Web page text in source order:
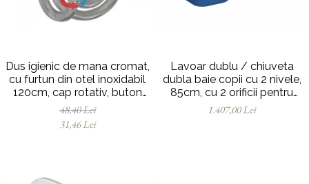
Dus igienic de mana cromat,
cu furtun din otel inoxidabil
120cm, cap rotativ, buton
actionare pe partea inferioara
| 3029
48,40 Lei
31,46 Lei
Lavoar dublu / chiuveta
dubla baie copii cu 2 nivele,
85cm, cu 2 orificii pentru
baterie, cu orificiul preaplin |
7351B003-1740
1.407,00 Lei